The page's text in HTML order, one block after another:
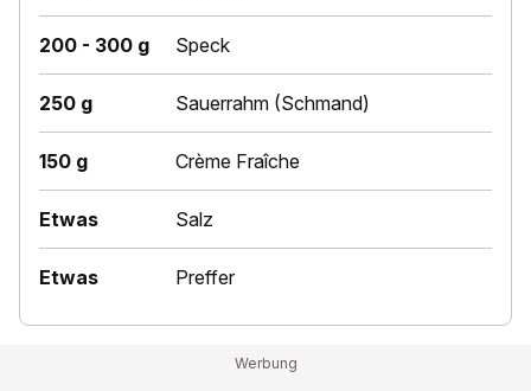
200 - 300 g Speck
250 g Sauerrahm (Schmand)
150 g Crème Fraîche
Etwas Salz
Etwas Preffer